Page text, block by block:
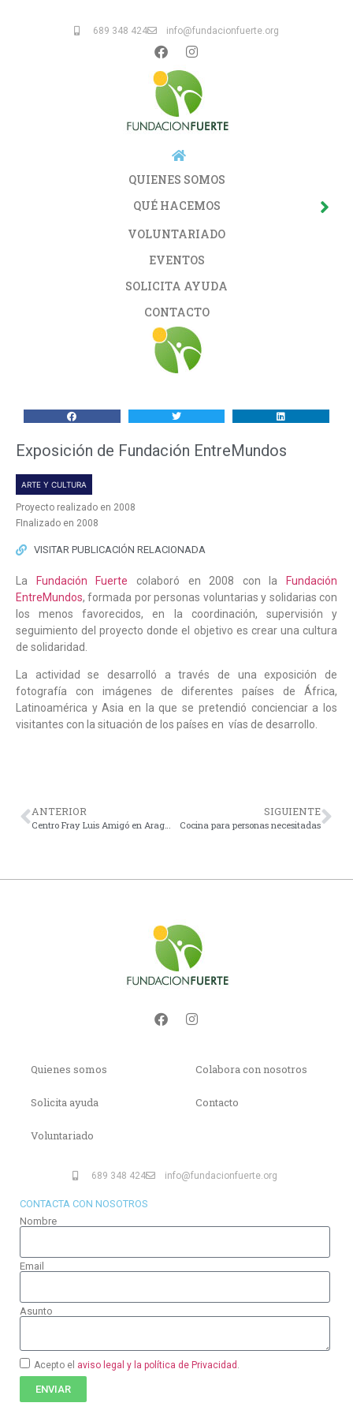
689 348 424 info@fundacionfuerte.org
QUIENES SOMOS
QUÉ HACEMOS
VOLUNTARIADO
EVENTOS
SOLICITA AYUDA
CONTACTO
Exposición de Fundación EntreMundos
ARTE Y CULTURA
Proyecto realizado en 2008
FInalizado en 2008
VISITAR PUBLICACIÓN RELACIONADA
La Fundación Fuerte colaboró en 2008 con la
Fundación
EntreMundos, formada por personas voluntarias y solidarias con
los menos favorecidos, en la coordinación, supervisión y
seguimiento del proyecto donde el objetivo es crear una cultura
de solidaridad.
La actividad se desarrolló a través de una exposición de
fotografía con imágenes de diferentes países de África,
Latinoamérica y Asia en la que se pretendió concienciar a los
visitantes con la situación de los países en vías de desarrollo.
ANTERIOR SIGUIENTE
Cocina para personas necesitadas
Quienes somos
Solicita ayuda
Voluntariado
Colabora con nosotros
Contacto
689 348 424 info@fundacionfuerte.org
CONTACTA CON NOSOTROS
Nombre
Email
Asunto
Acepto el aviso legal y la política de Privacidad
ENVIAR